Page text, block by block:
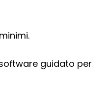
guidato per